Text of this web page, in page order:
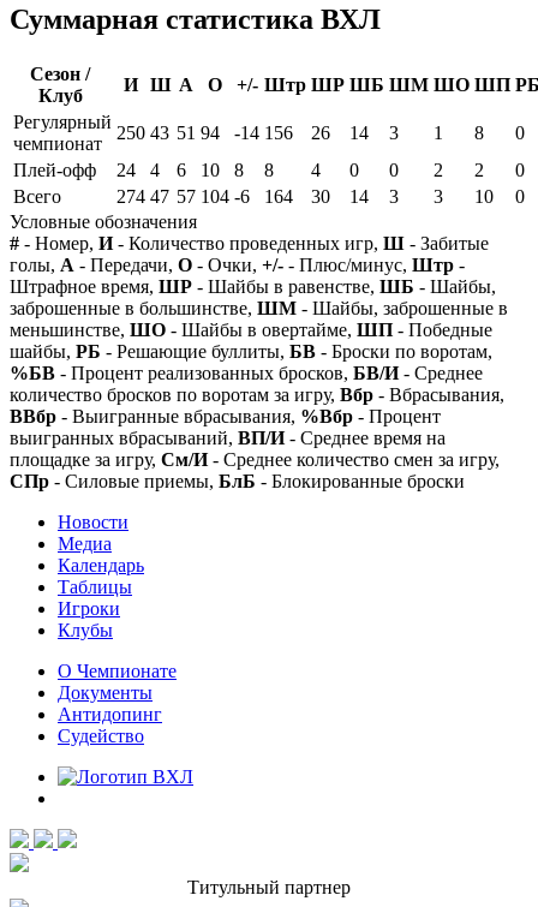
Суммарная статистика ВХЛ
Сезон /
Клуб
И Ш А О +/- Штр ШР ШБ ШМ ШО ШП
Регулярный
чемпионат
250 43 51 94 -14 156 26 14 3 1 8
0
Плей-офф
24 4 6 10 8 8 4 0 0 2 2
0
Всего
274 47 57 104 -6 164 30 14 3 3 10
0
Условные обозначения
# - Номер, И- Количество проведенных игр, Ш - Забитые
голы, А - Передачи, О - Очки, +/- - Плюс/минус, Штр -
Штрафное время, ШР - Шайбы в равенстве, ШБ - Шайбы,
заброшенные в большинстве, ШМ - Шайбы, заброшенные в
меньшинстве, ШО - Шайбы в овертайме, ШП - Победные
шайбы, РБ - Решающие буллиты, БВ - Броски по воротам,
%БВ - Процент реализованных бросков, БВ/И- Среднее
количество бросков по воротам за игру, Вбр - Вбрасывания,
ВВбр - Выигранные вбрасывания, %Вбр - Процент
выигранных вбрасываний, ВП/И- Среднее время на
площадке за игру, См/И- Среднее количество смен за игру,
СПр - Силовые приемы, БлБ - Блокированные броски
Новости
Медиа
Календарь
Таблицы
Игроки
Клубы
О Чемпионате
Документы
Антидопинг
Судейство
Титульный партнер